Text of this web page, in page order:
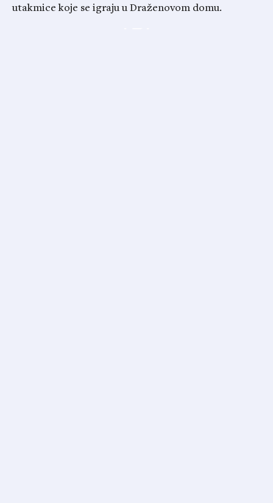
utakmice koje se igraju u Draženovom domu.